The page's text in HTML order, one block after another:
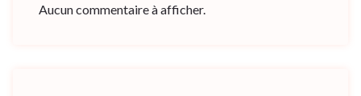
Aucun commentaire à afficher.